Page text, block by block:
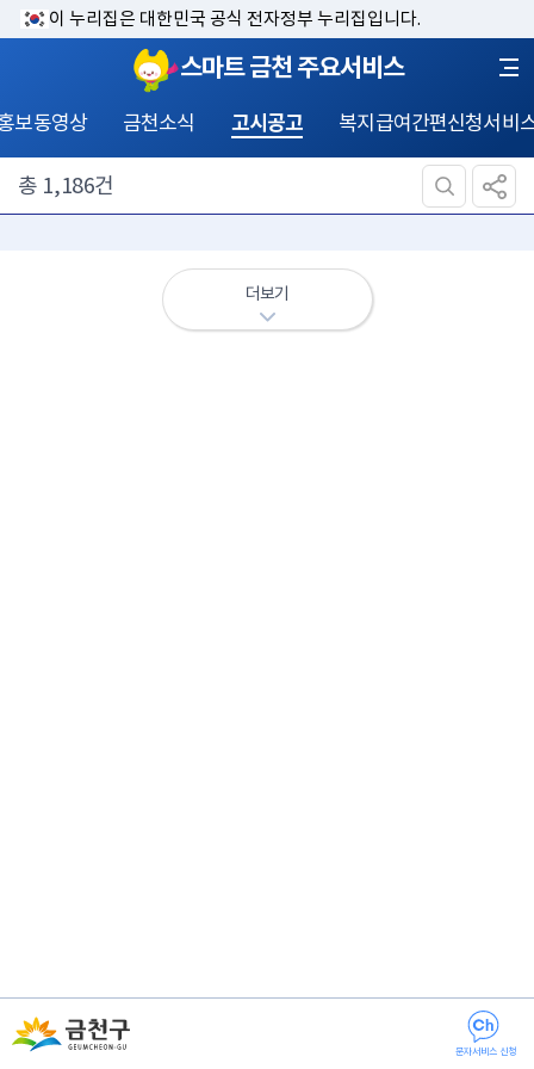
이 누리집은 대한민국 공식 전자정부 누리집입니다.
스마트 금천 주요서비스
보동영상 금천소식 고시공고 복지급여간편신청서비
문자서비스 신청
총 1,186건
더보기